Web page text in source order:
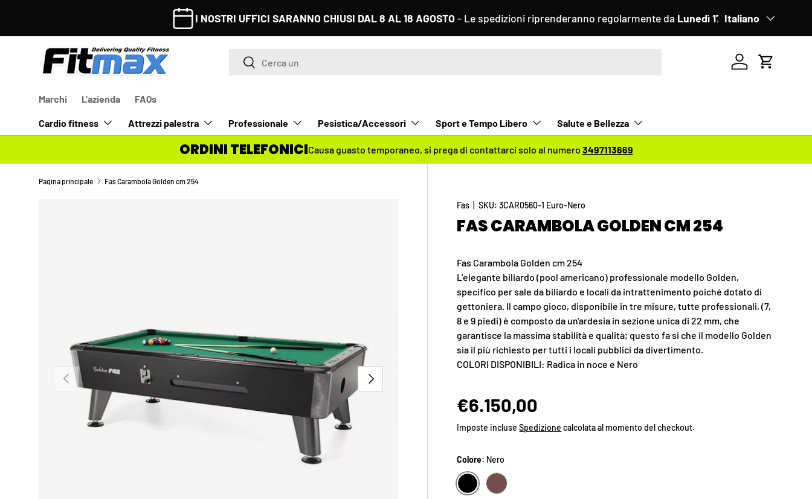
I NOSTRI UFFICI SARANNO CHIUSI DAL 8 AL 18 AGOSTO- Le spedizioni riprenderanno regolarmente daLunedì 17 Agosto Lingua
Italiano
Cerca
Cerca
AccediCarrello
Cardio fitness Attrezzi palestra Professionale Pesistica/Accessori Sport e Tempo Libero Salute e Bellezza
Marchi L'azienda FAQs
ORDINI TELEFONICICausa guasto temporaneo, si prega di contattarci solo al numero 3497113669
Pagina principale Fas Carambola Golden cm 254
INDIETRO AVANTI
Fas |SKU: 3CAR0560-1 Euro-Nero
FAS CARAMBOLA GOLDEN CM 254
Fas Carambola Golden cm 254
L’elegante biliardo (pool americano) professionale modello Golden,
specifico per sale da biliardo e locali da intrattenimento poiché dotato di
gettoniera. Il campo gioco, disponibile in tre misure, tutte professionali, (7,
8 e 9 piedi) è composto da un'ardesia in sezione unica di 22 mm, che
garantisce la massima stabilità e qualità; questo fa si che il modello Golden
sia il più richiesto per tutti i locali pubblici da divertimento.
COLORI DISPONIBILI: Radica in noce e Nero
€6.150,00
Imposte incluseSpedizione calcolata al momento del checkout.
Colore: Nero